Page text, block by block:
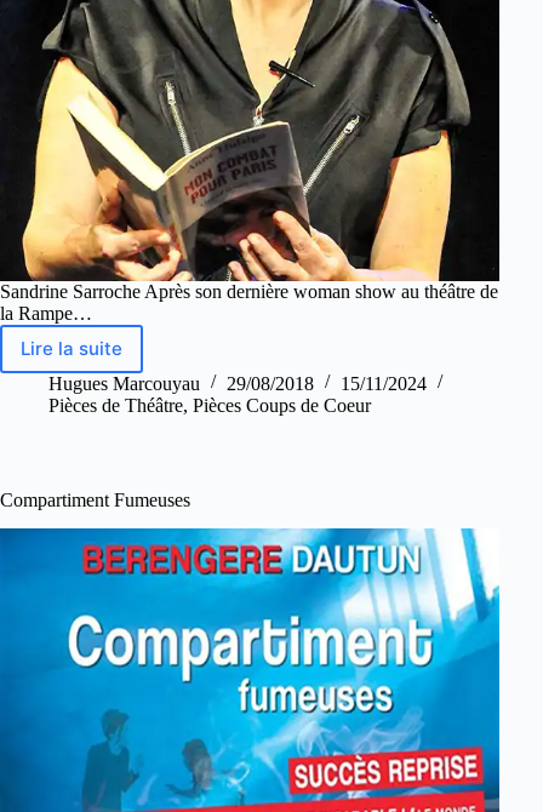
Sandrine Sarroche Après son dernière woman show au théâtre de
la Rampe…
Lire la suite
Hugues Marcouyau 29/08/2018
15/11/2024
Pièces de Théâtre, Pièces Coups de Coeur
Compartiment Fumeuses